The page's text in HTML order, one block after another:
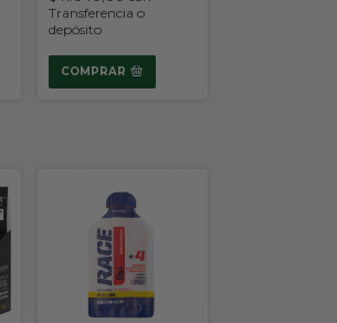
Transferencia o
depósito
COMPRAR